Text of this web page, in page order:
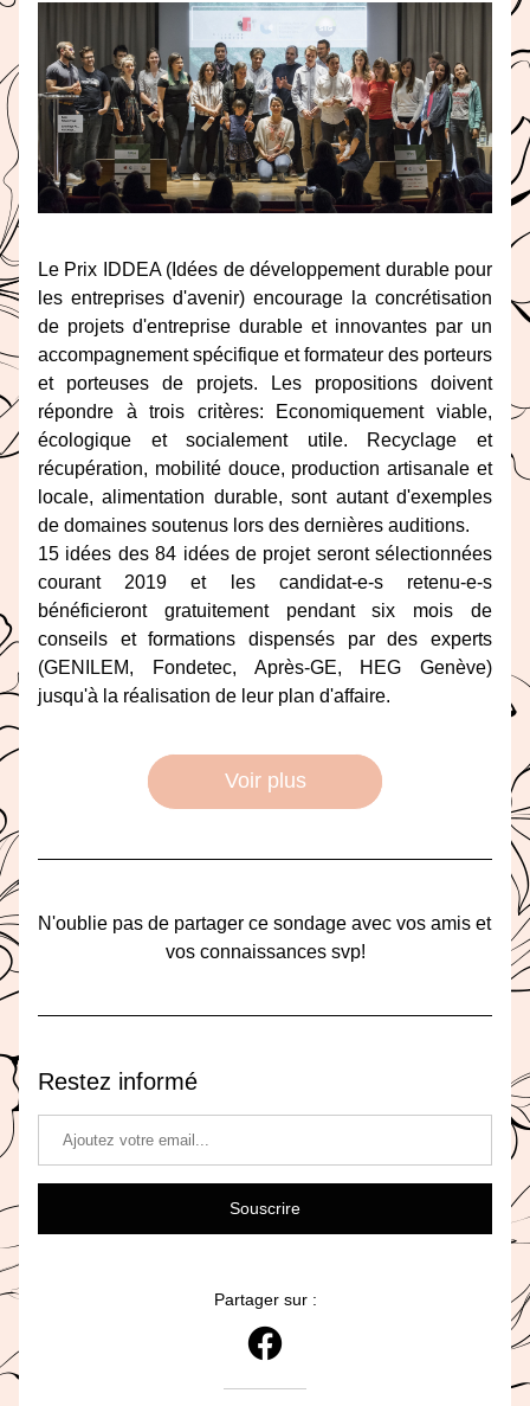
Le Prix IDDEA (Idées de développement durable pour
les entreprises d'avenir) encourage la concrétisation
de projets d'entreprise durable et innovantes par un
accompagnement spécifique et formateur des porteurs
et porteuses de projets. Les propositions doivent
répondre à trois critères: Economiquement viable,
écologique et socialement utile. Recyclage et
récupération, mobilité douce, production artisanale et
locale, alimentation durable, sont autant d'exemples
de domaines soutenus lors des dernières auditions.
15 idées des 84 idées de projet seront sélectionnées
courant 2019 et les candidat-e-s retenu-e-s
bénéficieront gratuitement pendant six mois de
conseils et formations dispensés par des experts
(GENILEM, Fondetec, Après-GE, HEG Genève)
jusqu'à la réalisation de leur plan d'affaire.
Voir plus
N'oublie pas de partager ce sondage avec vos amis et
vos connaissances svp!
Restez informé
Souscrire
Partager sur :